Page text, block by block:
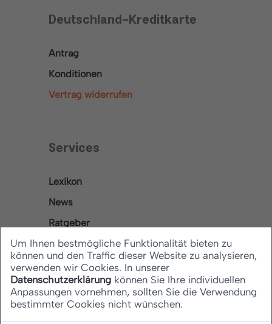
Deutschland-Kreditkarte
Antrag
Konditionen
Vertrag widerrufen
Services
Lexikon
News
Ratgeber
Rechtliches
Datenschutz
Um Ihnen bestmögliche Funktionalität bieten zu
können und den Traffic dieser Website zu analysieren,
verwenden wir Cookies. In unserer
Datenschutzerklärung können Sie Ihre individuellen
Anpassungen vornehmen, sollten Sie die Verwendung
bestimmter Cookies nicht wünschen.